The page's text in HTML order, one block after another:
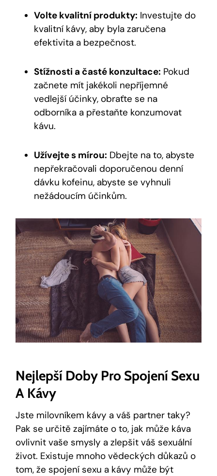
Volte kvalitní produkty: Investujte do
kvalitní kávy, aby byla zaručena
efektivita a bezpečnost.
Stížnosti a časté konzultace: Pokud
začnete mít jakékoli nepříjemné
vedlejší účinky, obraťte se na
odborníka a přestaňte konzumovat
kávu.
Užívejte s mírou: Dbejte na to, abyste
nepřekračovali doporučenou denní
dávku kofeinu, abyste se vyhnuli
nežádoucím účinkům.
Nejlepší Doby Pro Spojení Sexu
A Kávy
Jste milovníkem kávy a váš partner taky?
Pak se určitě zajímáte o to, jak může káva
ovlivnit vaše smysly a zlepšit váš sexuální
život. Existuje mnoho vědeckých důkazů o
tom, že spojení sexu a kávy může být